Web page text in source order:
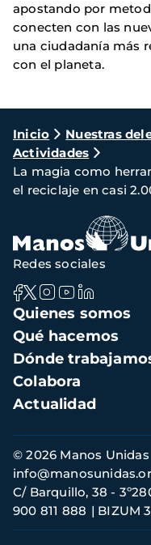
apostando por
conecten con las
una ciudadanía más
con el planeta.
Ruta
de
navegación
Inicio Nuestras
Actividades
La magia como
el reciclaje en casi
Navegación
principal
Quienes somos
Qué hacemos
Dónde
Colabora
Actualidad
Redes sociales
Información
de
contacto
© 2026 Manos Unidas
C/ Barquillo, 38 -
900 811 888
BIZUM